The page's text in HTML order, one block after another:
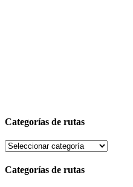
Categorías de rutas
Categorías de rutas